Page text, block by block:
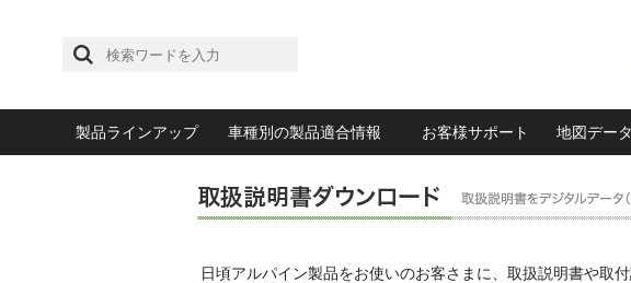
製品ラインアップ 車種別の製品適合情報 お客様サポート 地図デー
日頃アルパイン製品をお使いのお客さまに、取扱説明書や取